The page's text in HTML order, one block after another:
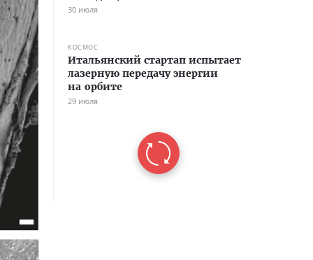
30 июля
КОСМОС
Итальянский стартап испытает
лазерную передачу энергии
на орбите
29 июля